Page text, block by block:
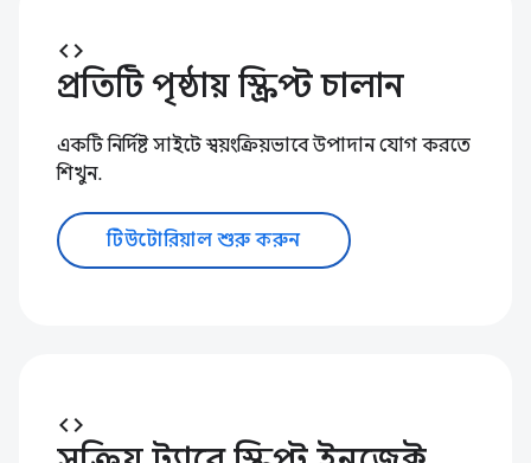
code
প্রতিটি পৃষ্ঠায় স্ক্রিপ্ট চালান
একটি নির্দিষ্ট সাইটে স্বয়ংক্রিয়ভাবে উপাদান যোগ করতে
শিখুন.
টিউটোরিয়াল শুরু করুন
code